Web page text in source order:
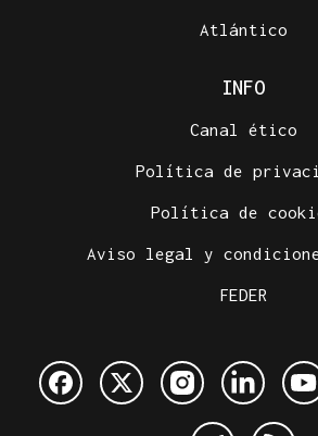
Atlántico
INFO
Canal ético
Política de
Política de
Aviso legal y
FEDER